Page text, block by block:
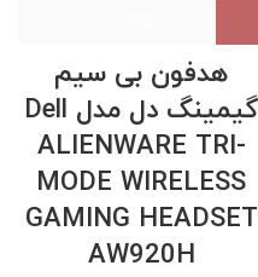
هدفون بی سیم
گیمینگ دل مدل Dell
ALIENWARE TRI-
MODE WIRELESS
GAMING HEADSET
AW920H